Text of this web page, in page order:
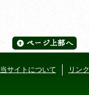
当サイトについて リンク